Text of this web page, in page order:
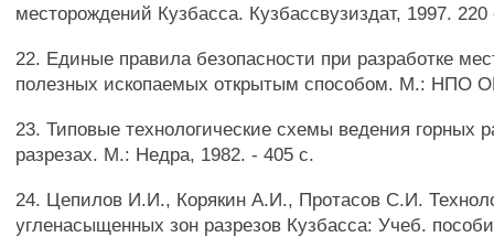
месторождений Кузбасса. Кузбассвузиздат, 1997. 220
22. Единые правила безопасности при разработке
полезных ископаемых открытым способом. М.: НПО
23. Типовые технологические схемы ведения горных
разрезах. М.: Недра, 1982. - 405 с.
24. Цепилов И.И., Корякин А.И., Протасов С.И.
угленасыщенных зон разрезов Кузбасса: Учеб.